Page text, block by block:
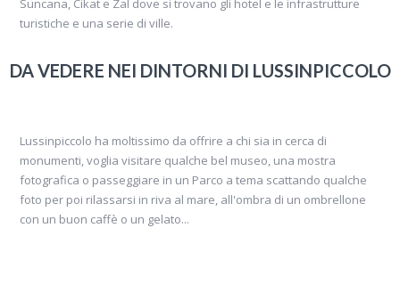
Suncana, Cikat e Zal dove si trovano gli hotel e le infrastrutture
turistiche e una serie di ville.
DA VEDERE NEI DINTORNI DI LUSSINPICCOLO
Lussinpiccolo ha moltissimo da offrire a chi sia in cerca di
monumenti, voglia visitare qualche bel museo, una mostra
fotografica o passeggiare in un Parco a tema scattando qualche
foto per poi rilassarsi in riva al mare, all'ombra di un ombrellone
con un buon caffè o un gelato...